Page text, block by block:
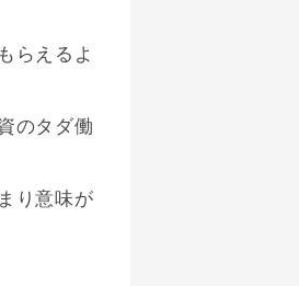
らえるよ
のタダ働
り意味が